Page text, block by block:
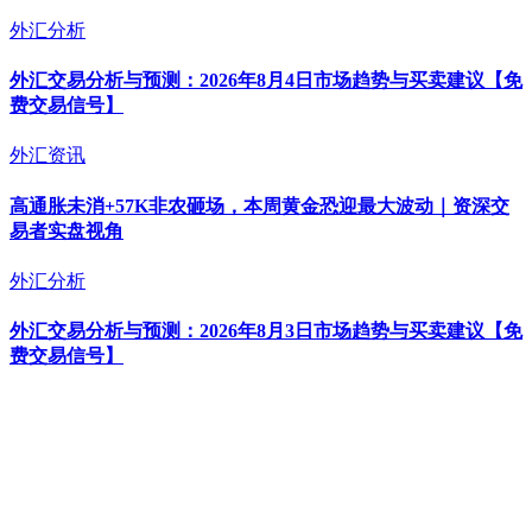
外汇分析
外汇交易分析与预测：2026年8月4日市场趋势与买卖建议【免
费交易信号】
外汇资讯
高通胀未消+57K非农砸场，本周黄金恐迎最大波动｜资深交
易者实盘视角
外汇分析
外汇交易分析与预测：2026年8月3日市场趋势与买卖建议【免
费交易信号】